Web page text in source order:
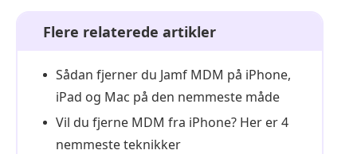
Flere relaterede artikler
Sådan fjerner du Jamf MDM på iPhone,
iPad og Mac på den nemmeste måde
Vil du fjerne MDM fra iPhone? Her er 4
nemmeste teknikker